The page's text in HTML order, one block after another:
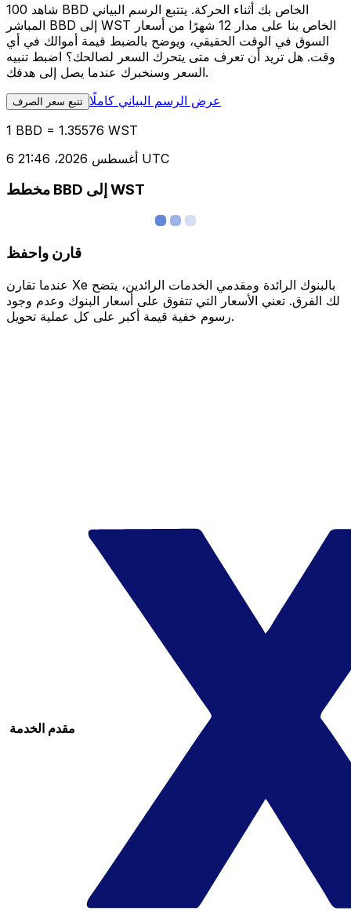
شاهد 100 BBD الخاص بك أثناء الحركة. يتتبع الرسم البياني
المباشر BBD إلى WST الخاص بنا على مدار 12 شهرًا من أسعار
السوق في الوقت الحقيقي، ويوضح بالضبط قيمة أموالك في أي
وقت. هل تريد أن تعرف متى يتحرك السعر لصالحك؟ اضبط تنبيه
السعر وسنخبرك عندما يصل إلى هدفك.
تتبع سعر الصرف عرض الرسم البياني كاملًا
1 BBD = 1.35576 WST
6 أغسطس 2026، 21:46 UTC
مخطط BBD إلى WST
قارن واحفظ
عندما تقارن Xe بالبنوك الرائدة ومقدمي الخدمات الرائدين، يتضح
لك الفرق. تعني الأسعار التي تتفوق على أسعار البنوك وعدم وجود
رسوم خفية قيمة أكبر على كل عملية تحويل.
مقدم الخدمة